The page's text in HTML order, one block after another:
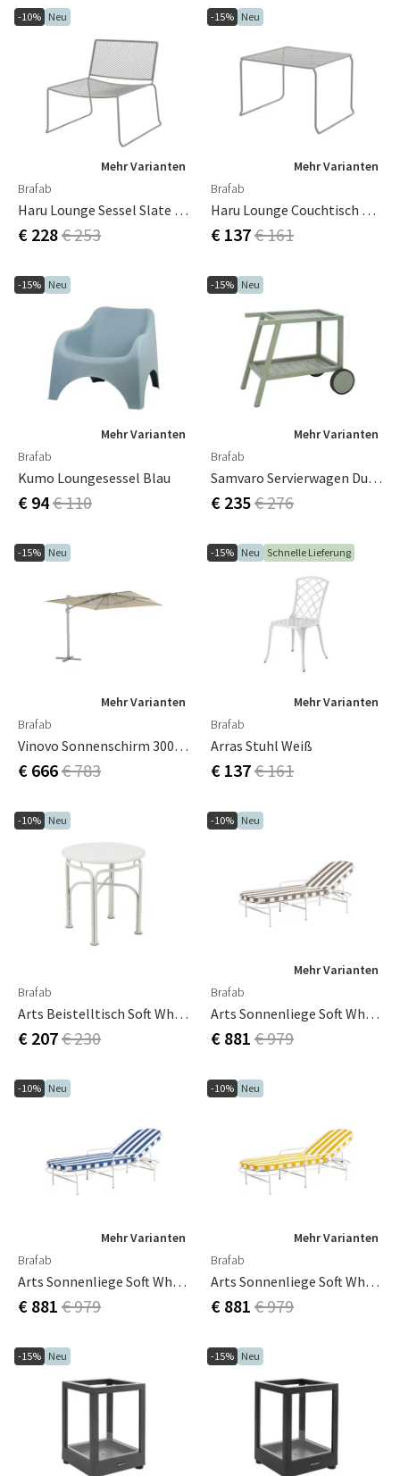
-10% Neu
Mehr Varianten
Brafab
Haru Lounge Sessel Slate Grey
€ 228€ 253
-15% Neu
Mehr Varianten
Brafab
Haru Lounge Couchtisch 54x54 Cm Slate Grey
€ 137€ 161
-15% Neu
Mehr Varianten
Brafab
Kumo Loungesessel Blau
€ 94€ 110
-15% Neu
Mehr Varianten
Brafab
Samvaro Servierwagen Dusty Green
€ 235€ 276
-15% Neu
Mehr Varianten
Brafab
Vinovo Sonnenschirm 300x300 Cm Light Grey / Khaki
€ 666€ 783
-15% Neu Schnelle Lieferung
Mehr Varianten
Brafab
Arras Stuhl Weiß
€ 137€ 161
-10% Neu
Brafab
Arts Beistelltisch Soft White
€ 207€ 230
-10% Neu
Mehr Varianten
Brafab
Arts Sonnenliege Soft White / Beige Stripes
€ 881 € 979
-10% Neu
Mehr Varianten
Brafab
Arts Sonnenliege Soft White / Blue Stripes
€ 881 € 979
-10% Neu
Mehr Varianten
Brafab
Arts Sonnenliege Soft White / Yellow Stripes
€ 881 € 979
-15% Neu -15% Neu